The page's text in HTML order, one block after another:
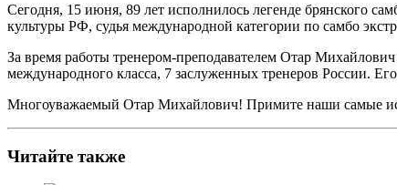
Сегодня, 15 июня, 89 лет исполнилось легенде брянского
культуры РФ, судья международной категории по самбо
За время работы тренером-преподавателем Отар
международного класса, 7 заслуженных тренеров России.
Многоуважаемый Отар Михайлович! Примите наши самые
Читайте также